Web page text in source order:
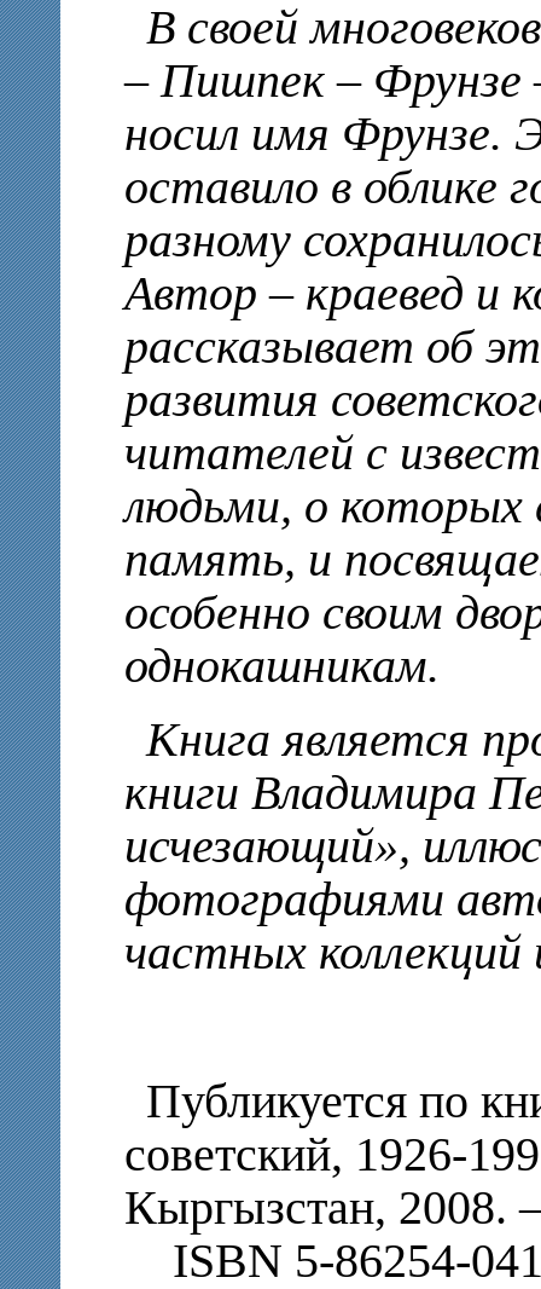
В своей
– Пишпек – Фрунзе
носил имя Фрунзе.
оставило в облике
разному
Автор – краевед и
рассказывает об
развития
читателей с
людьми, о которых
память, и
особенно своим
однокашникам.
Книга является
книги Владимира
исчезающий»,
фотографиями
частных коллекций
Публикуется по
советский, 1926-
Кыргызстан, 2008.
ISBN 5-86254-